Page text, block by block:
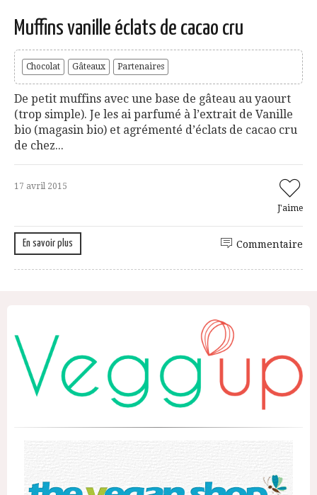
Muffins vanille éclats de cacao cru
Chocolat Gâteaux Partenaires
De petit muffins avec une base de gâteau au yaourt
(trop simple). Je les ai parfumé à l’extrait de Vanille
bio (magasin bio) et agrémenté d’éclats de cacao cru
de chez...
17 avril 2015
J'aime
En savoir plus Commentaire